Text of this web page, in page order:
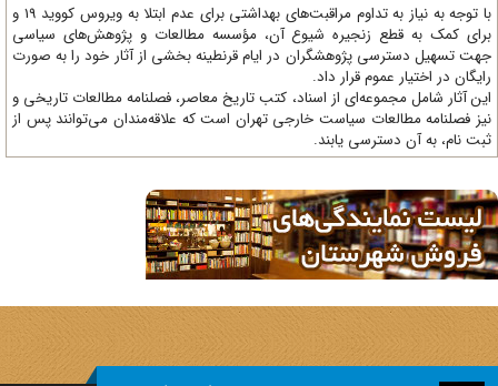
با توجه به نیاز به تداوم مراقبت‌های بهداشتی برای عدم ابتلا به ویروس کووید 19 و
کمک به قطع زنجیره شیوع آن، مؤسسه مطالعات و پژوهش‌های سیاسی
تسهیل دسترسی پژوهشگران در ایام قرنطینه بخشی از آثار خود را به صورت
در اختیار عموم قرار داد.
آثار شامل مجموعه‌ای از اسناد، کتب تاریخ معاصر، فصلنامه‌ مطالعات تاریخی و
فصلنامه مطالعات سیاست خارجی تهران است که علاقه‌مندان می‌توانند پس از
نام، به آن دسترسی یابند.